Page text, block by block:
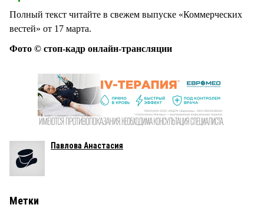
Полный текст читайте в свежем выпуске «Коммерческих
вестей» от 17 марта.
Фото © стоп-кадр онлайн-трансляции
Павлова Анастасия
Метки